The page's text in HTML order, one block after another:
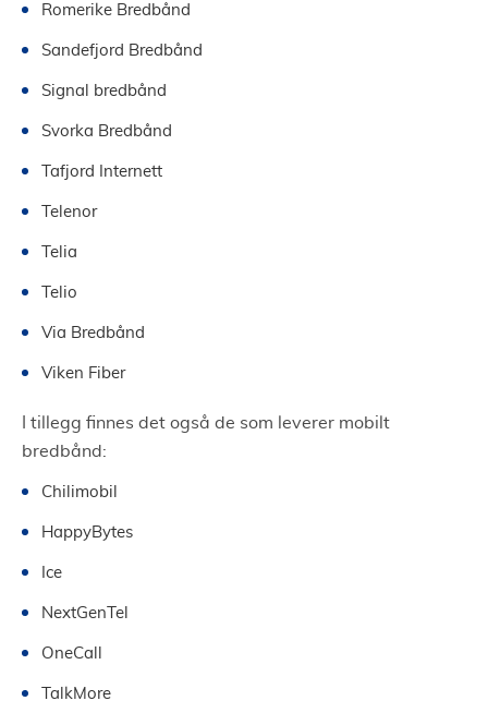
Romerike Bredbånd
Sandefjord Bredbånd
Signal bredbånd
Svorka Bredbånd
Tafjord Internett
Telenor
Telia
Telio
Via Bredbånd
Viken Fiber
I tillegg finnes det også de som leverer mobilt
bredbånd:
Chilimobil
HappyBytes
Ice
NextGenTel
OneCall
TalkMore